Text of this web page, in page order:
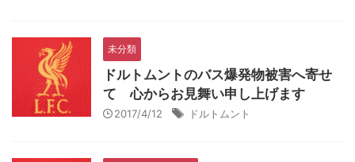
未分類
ドルトムントのバス爆発物被害へ寄せ
て 心からお見舞い申し上げます
2017/4/12 ドルトムント